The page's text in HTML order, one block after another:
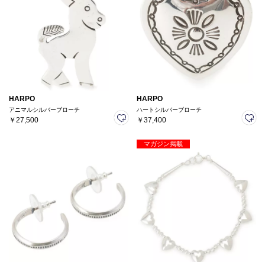
HARPO
アニマルシルバーブローチ
￥27,500
HARPO
ハートシルバーブローチ
￥37,400
マガジン掲載